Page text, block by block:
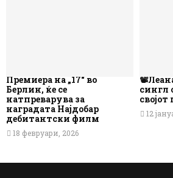
Премиера на „17“ во
Берлин, ќе се
натпреварува за
наградата Најдобар
дебитантски филм
18 февруари, 2026
сингл
12